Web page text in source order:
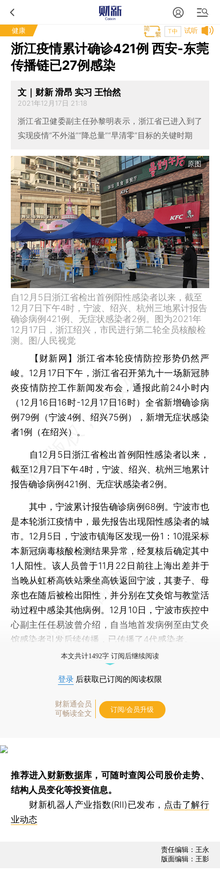
健康 试听
T中
浙江疫情累计确诊421例 西安-东莞
传播链已27例感染
文｜财新 滑昂 实习 王怡然
2021年12月17日 21:18
浙江省卫健委副主任孙黎明表示，浙江省已进入到了
实现疫情“不外溢”“降总量”“早清零”目标的关键时期
原图
自12月5日浙江省检出首例阳性感染者以来，截至
12月7日下午4时，宁波、绍兴、杭州三地累计报告
确诊病例421例、无症状感染者2例。图为2021年
12月17日，浙江绍兴，市民进行第二轮全员核酸检
测。图/人民视觉
【财新网】浙江省本轮疫情防控形势仍然严
峻。12月17日下午，浙江省召开第九十一场新冠肺
炎疫情防控工作新闻发布会，通报此前24小时内
（12月16日16时-12月17日16时）全省新增确诊病
例79例（宁波4例、绍兴75例），新增无症状感染
者1例（在绍兴）。
自12月5日浙江省检出首例阳性感染者以来，
截至12月7日下午4时，宁波、绍兴、杭州三地累计
报告确诊病例421例、无症状感染者2例。
其中，宁波累计报告确诊病例68例。宁波市也
是本轮浙江疫情中，最先报告出现阳性感染者的城
市。12月5日，宁波市镇海区发现一份1：10混采标
本新冠病毒核酸检测结果异常，经复核后确定其中
1人阳性。该人员曾于11月22日前往上海出差并于
当晚从虹桥高铁站乘坐高铁返回宁波，其妻子、母
亲也在随后被检出阳性，并分别在艾灸馆与教堂活
动过程中感染其他病例。12月10日，宁波市疾控中
心副主任任易波曾介绍，自当地首发病例至由艾灸
馆感染者引发后续传播，已传播了4代感染者。
本文共计1492字 订阅后继续阅读
登录 后获取已订阅的阅读权限
财新通会员
可畅读全文
订阅/会员升级
推荐进入财新数据库 ，可随时查阅公司股价走势、
结构人员变化等投资信息。
财新机器人产业指数(RII)已发布， 点击了解行
业动态
责任编辑：王永
版面编辑：王影